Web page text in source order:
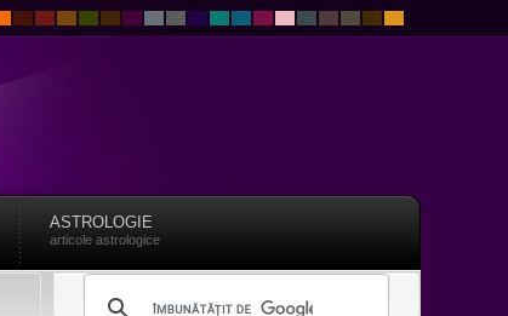
ASTROLOGIE
articole astrologice